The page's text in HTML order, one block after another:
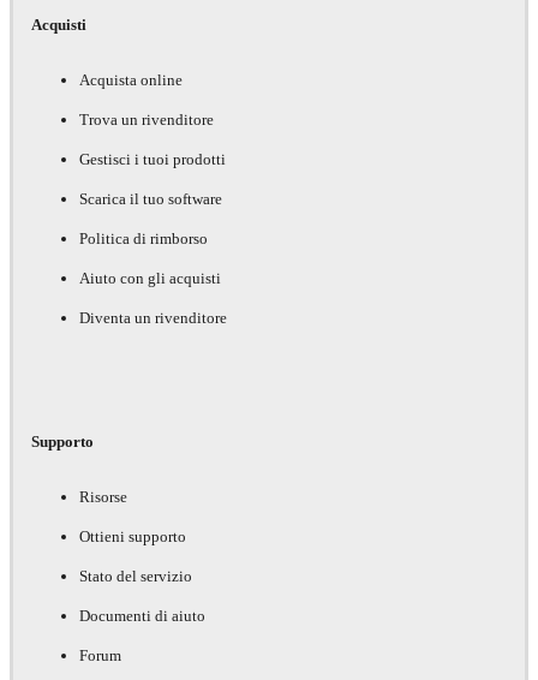
Acquisti
Acquista online
Trova un rivenditore
Gestisci i tuoi prodotti
Scarica il tuo software
Politica di rimborso
Aiuto con gli acquisti
Diventa un rivenditore
Supporto
Risorse
Ottieni supporto
Stato del servizio
Documenti di aiuto
Forum